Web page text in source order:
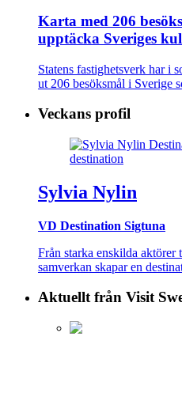
Karta med 206
upptäcka Sveriges
Statens fastighetsverk har i
ut 206 besöksmål i Sverige
Veckans profil
Sylvia Nylin
VD Destination Sigtuna
Från starka enskilda
samverkan skapar en
Aktuellt från Visit